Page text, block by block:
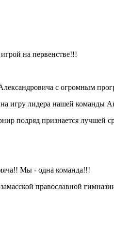
на первенстве!!!
с огромным
игру лидера нашей команды
подряд признается лучшей
Мы - одна команда!!!
православной